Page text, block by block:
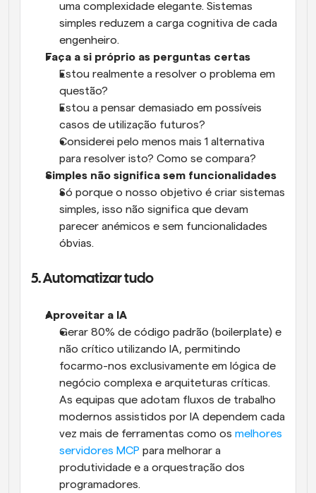
uma complexidade elegante. Sistemas
simples reduzem a carga cognitiva de cada
engenheiro.
Faça a si próprio as perguntas certas
Estou realmente a resolver o problema em
questão?
Estou a pensar demasiado em possíveis
casos de utilização futuros?
Considerei pelo menos mais 1 alternativa
para resolver isto? Como se compara?
Simples não significa sem funcionalidades
Só porque o nosso objetivo é criar sistemas
simples, isso não significa que devam
parecer anémicos e sem funcionalidades
óbvias.
5. Automatizar tudo
Aproveitar a IA
Gerar 80% de código padrão (boilerplate) e
não crítico utilizando IA, permitindo
focarmo-nos exclusivamente em lógica de
negócio complexa e arquiteturas críticas.
As equipas que adotam fluxos de trabalho
modernos assistidos por IA dependem cada
vez mais de ferramentas como os melhores
servidores MCP para melhorar a
produtividade e a orquestração dos
programadores.